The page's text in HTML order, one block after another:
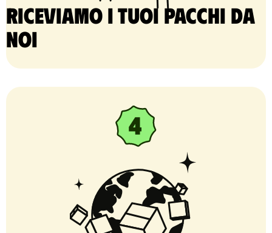
Riceviamo i tuoi pacchi da
noi